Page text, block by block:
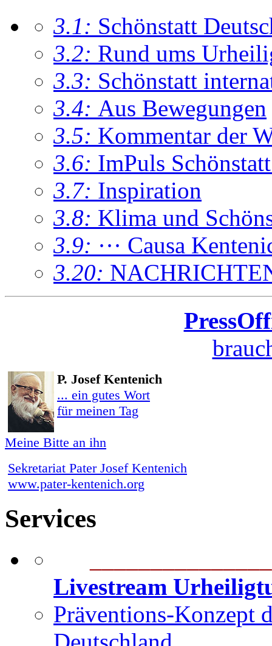
3.1: Schönstatt
3.2: Rund ums
3.3: Schönstatt
3.4: Aus Bewegungen
3.5: Kommentar der
3.6: ImPuls
3.7: Inspiration
3.8: Klima und
3.9: ··· Causa
3.20:
P. Josef Kentenich
... ein gutes Wort
für meinen Tag
Meine Bitte an ihn
Sekretariat Pater Josef Kentenich
www.pater-kentenich.org
Services
Livestream
Präventions-Konzept